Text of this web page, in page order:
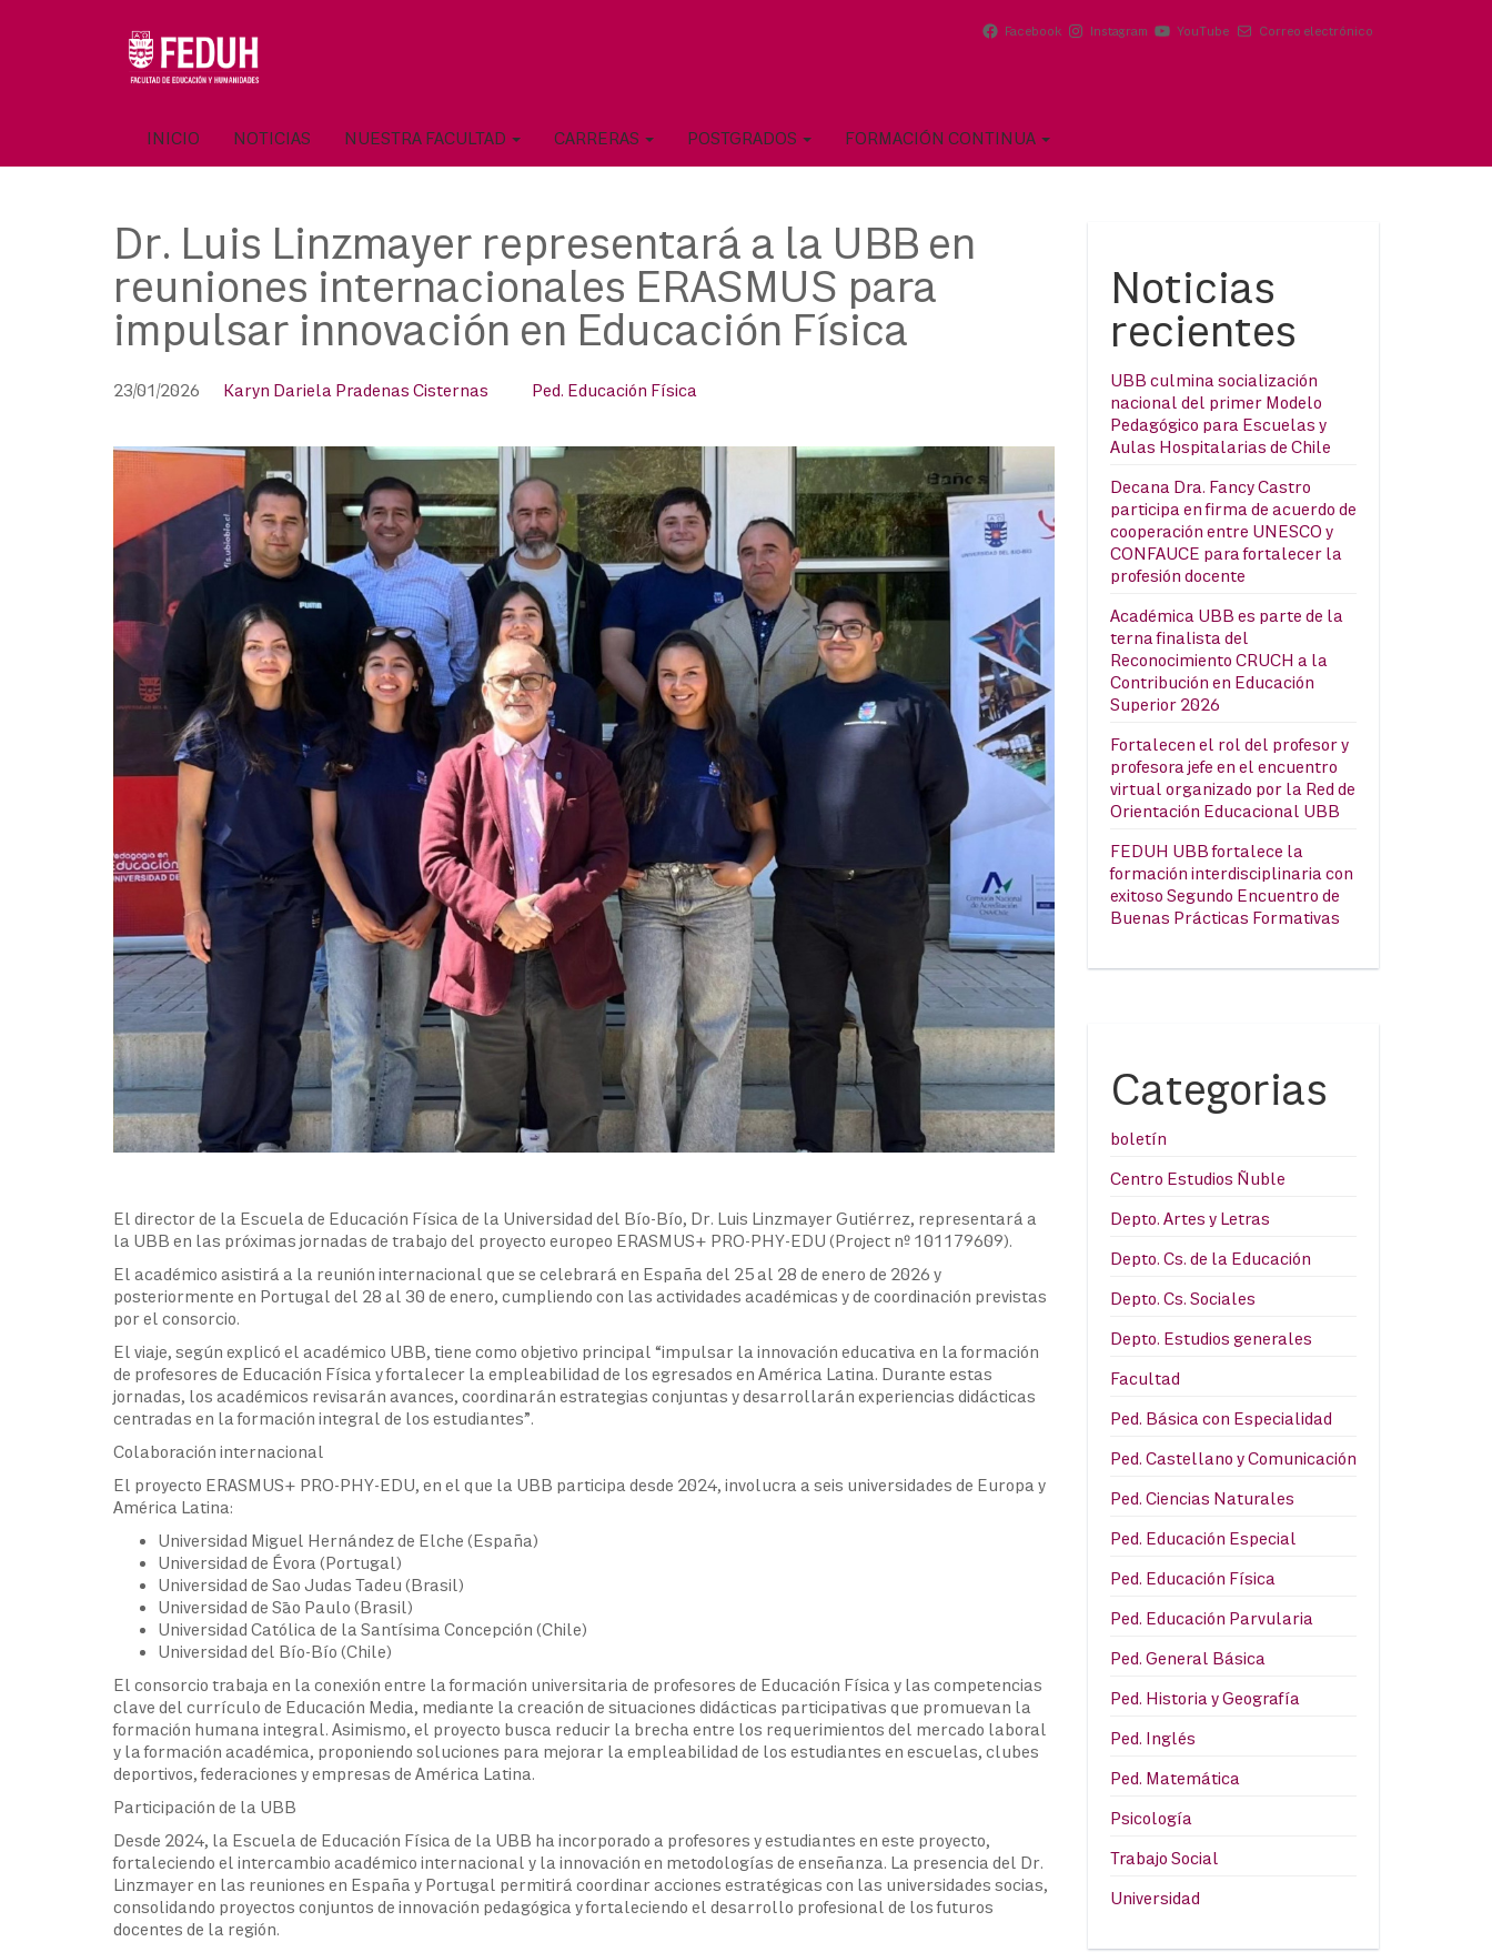
Facebook Instagram YouTube Correo electrónico
INICIO NOTICIAS NUESTRA FACULTAD CARRERAS POSTGRADOS FORMACIÓN CONTINUA
Dr. Luis Linzmayer representará a la UBB en
reuniones internacionales ERASMUS para
impulsar innovación en Educación Física
23/01/2026 Karyn Dariela Pradenas Cisternas Ped. Educación Física
El director de la Escuela de Educación Física de la Universidad del Bío-Bío, Dr. Luis Linzmayer Gutiérrez, representará a
la UBB en las próximas jornadas de trabajo del proyecto europeo ERASMUS+ PRO-PHY-EDU (Project nº 101179609).
El académico asistirá a la reunión internacional que se celebrará en España del 25 al 28 de enero de 2026 y
posteriormente en Portugal del 28 al 30 de enero, cumpliendo con las actividades académicas y de coordinación previstas
por el consorcio.
El viaje, según explicó el académico UBB, tiene como objetivo principal “impulsar la innovación educativa en la formación
de profesores de Educación Física y fortalecer la empleabilidad de los egresados en América Latina. Durante estas
jornadas, los académicos revisarán avances, coordinarán estrategias conjuntas y desarrollarán experiencias didácticas
centradas en la formación integral de los estudiantes”.
Colaboración internacional
El proyecto ERASMUS+ PRO-PHY-EDU, en el que la UBB participa desde 2024, involucra a seis universidades de Europa y
América Latina:
Universidad Miguel Hernández de Elche (España)
Universidad de Évora (Portugal)
Universidad de Sao Judas Tadeu (Brasil)
Universidad de São Paulo (Brasil)
Universidad Católica de la Santísima Concepción (Chile)
Universidad del Bío-Bío (Chile)
El consorcio trabaja en la conexión entre la formación universitaria de profesores de Educación Física y las competencias
clave del currículo de Educación Media, mediante la creación de situaciones didácticas participativas que promuevan la
formación humana integral. Asimismo, el proyecto busca reducir la brecha entre los requerimientos del mercado laboral
y la formación académica, proponiendo soluciones para mejorar la empleabilidad de los estudiantes en escuelas, clubes
deportivos, federaciones y empresas de América Latina.
Participación de la UBB
Desde 2024, la Escuela de Educación Física de la UBB ha incorporado a profesores y estudiantes en este proyecto,
fortaleciendo el intercambio académico internacional y la innovación en metodologías de enseñanza. La presencia del Dr.
Linzmayer en las reuniones en España y Portugal permitirá coordinar acciones estratégicas con las universidades socias,
consolidando proyectos conjuntos de innovación pedagógica y fortaleciendo el desarrollo profesional de los futuros
docentes de la región.
Noticias
recientes
UBB culmina socialización
nacional del primer Modelo
Pedagógico para Escuelas y
Aulas Hospitalarias de Chile
Decana Dra. Fancy Castro
participa en firma de acuerdo de
cooperación entre UNESCO y
CONFAUCE para fortalecer la
profesión docente
Académica UBB es parte de la
terna finalista del
Reconocimiento CRUCH a la
Contribución en Educación
Superior 2026
Fortalecen el rol del profesor y
profesora jefe en el encuentro
virtual organizado por la Red de
Orientación Educacional UBB
FEDUH UBB fortalece la
formación interdisciplinaria con
exitoso Segundo Encuentro de
Buenas Prácticas Formativas
Categorias
boletín
Centro Estudios Ñuble
Depto. Artes y Letras
Depto. Cs. de la Educación
Depto. Cs. Sociales
Depto. Estudios generales
Facultad
Ped. Básica con Especialidad
Ped. Castellano y Comunicación
Ped. Ciencias Naturales
Ped. Educación Especial
Ped. Educación Física
Ped. Educación Parvularia
Ped. General Básica
Ped. Historia y Geografía
Ped. Inglés
Ped. Matemática
Psicología
Trabajo Social
Universidad